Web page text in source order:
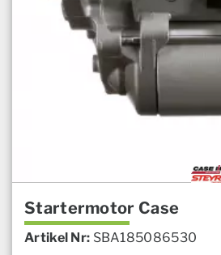
Startermotor Case
Artikel Nr: SBA185086530